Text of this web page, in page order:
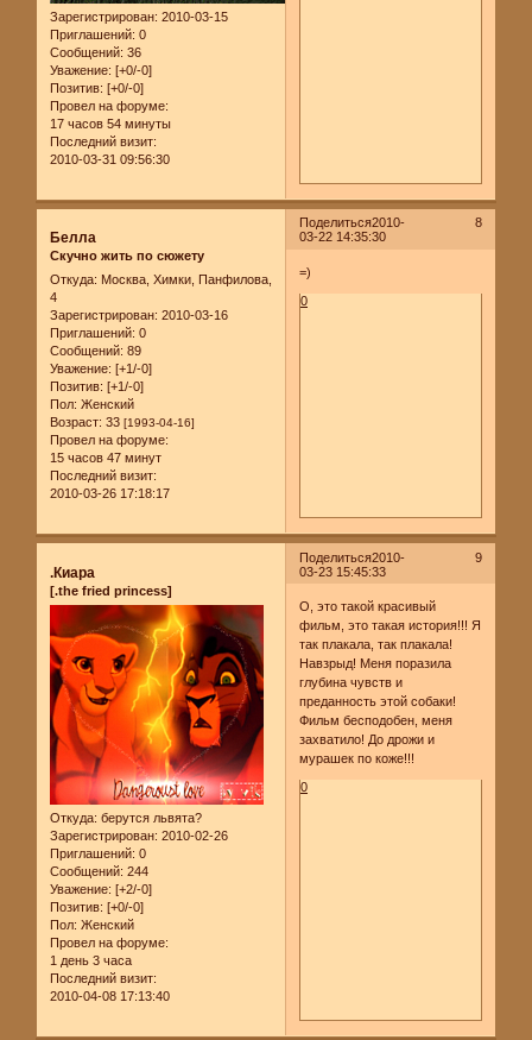
Зарегистрирован: 2010-03-15
Приглашений: 0
Сообщений: 36
Уважение: [+0/-0]
Позитив: [+0/-0]
Провел на форуме:
17 часов 54 минуты
Последний визит:
2010-03-31 09:56:30
Поделиться 8
2010-
03-22 14:35:30
Белла
Скучно жить по сюжету
Откуда: Москва, Химки, Панфилова,
4
Зарегистрирован: 2010-03-16
Приглашений: 0
Сообщений: 89
Уважение: [+1/-0]
Позитив: [+1/-0]
Пол: Женский
Возраст: 33 [1993-04-16]
Провел на форуме:
15 часов 47 минут
Последний визит:
2010-03-26 17:18:17
=)
0
Поделиться 9
2010-
03-23 15:45:33
.Киара
[.the fried princess]
Откуда: берутся львята?
Зарегистрирован: 2010-02-26
Приглашений: 0
Сообщений: 244
Уважение: [+2/-0]
Позитив: [+0/-0]
Пол: Женский
Провел на форуме:
1 день 3 часа
Последний визит:
2010-04-08 17:13:40
О, это такой красивый
фильм, это такая история!!! Я
так плакала, так плакала!
Навзрыд! Меня поразила
глубина чувств и
преданность этой собаки!
Фильм бесподобен, меня
захватило! До дрожи и
мурашек по коже!!!
0